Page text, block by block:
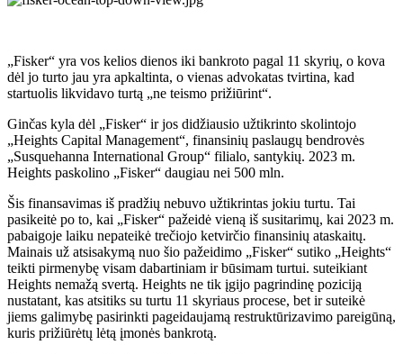
„Fisker“ yra vos kelios dienos iki bankroto pagal 11 skyrių, o kova
dėl jo turto jau yra apkaltinta, o vienas advokatas tvirtina, kad
startuolis likvidavo turtą „ne teismo prižiūrint“.
Ginčas kyla dėl „Fisker“ ir jos didžiausio užtikrinto skolintojo
„Heights Capital Management“, finansinių paslaugų bendrovės
„Susquehanna International Group“ filialo, santykių. 2023 m.
Heights paskolino „Fisker“ daugiau nei 500 mln.
Šis finansavimas iš pradžių nebuvo užtikrintas jokiu turtu. Tai
pasikeitė po to, kai „Fisker“ pažeidė vieną iš susitarimų, kai 2023 m.
pabaigoje laiku nepateikė trečiojo ketvirčio finansinių ataskaitų.
Mainais už atsisakymą nuo šio pažeidimo „Fisker“ sutiko „Heights“
teikti pirmenybę visam dabartiniam ir būsimam turtui. suteikiant
Heights nemažą svertą. Heights ne tik įgijo pagrindinę poziciją
nustatant, kas atsitiks su turtu 11 skyriaus procese, bet ir suteikė
jiems galimybę pasirinkti pageidaujamą restruktūrizavimo pareigūną,
kuris prižiūrėtų lėtą įmonės bankrotą.